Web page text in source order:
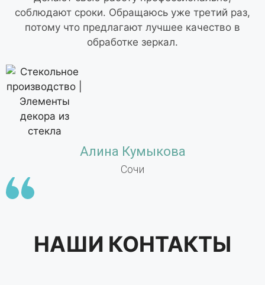
соблюдают сроки. Обращаюсь уже третий раз,
потому что предлагают лучшее качество в
обработке зеркал.
Алина Кумыкова
Сочи
НАШИ КОНТАКТЫ